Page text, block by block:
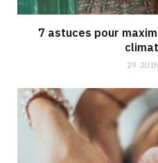
7 astuces pour
29